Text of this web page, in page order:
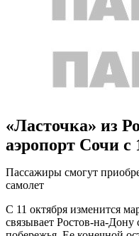
«Ласточка» из
аэропорт Сочи с
Пассажиры смогут
самолет
С 11 октября изменится
связывает Ростов-на-